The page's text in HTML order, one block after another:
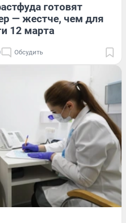
готовят
— жестче, чем для
12 марта
Обсудить